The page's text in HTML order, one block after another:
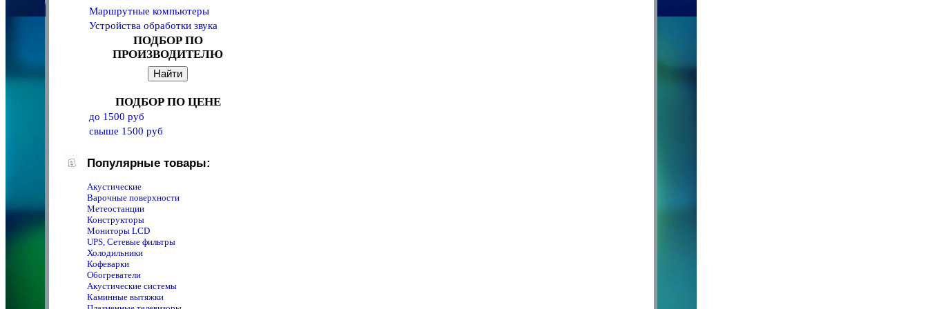
Маршрутные компьютеры
Устройства обработки звука
ПОДБОР ПО
ПРОИЗВОДИТЕЛЮ
ПОДБОР ПО ЦЕНЕ
до 1500 руб
свыше 1500 руб
Популярные товары:
Акустические
Варочные поверхности
Метеостанции
Конструкторы
Мониторы LCD
UPS, Сетевые фильтры
Холодильники
Кофеварки
Обогреватели
Акустические системы
Каминные вытяжки